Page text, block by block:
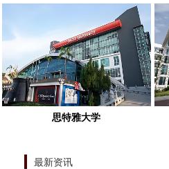
思特雅大学
最新资讯